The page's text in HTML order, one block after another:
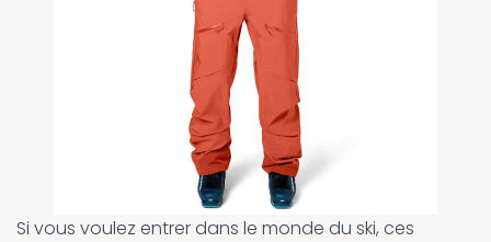
Si vous voulez entrer dans le monde du ski, ces